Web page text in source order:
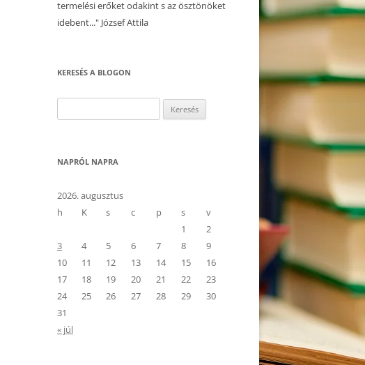
termelési erőket odakint s az ösztönöket
idebent..." József Attila
KERESÉS A BLOGON
NAPRÓL NAPRA
2026. augusztus
h
K s c p s
v
1
2
3
4 5 6 7 8
9
10
11 12 13 14 15
16
17
18 19 20 21 22
23
24
25 26 27 28 29
30
31
« júl